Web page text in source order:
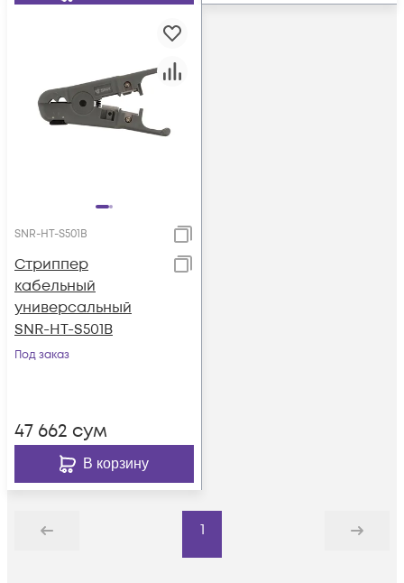
SNR-HT-S501B
Стриппер
кабельный
универсальный
SNR-HT-S501B
Под заказ
47 662 сум
В корзину
Назад
1
Дальше